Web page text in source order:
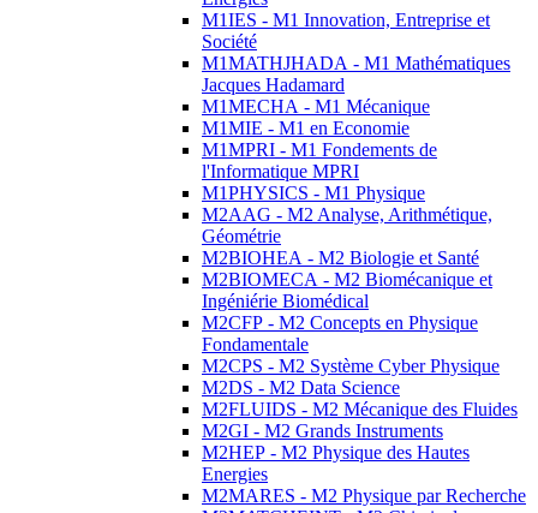
M1IES - M1 Innovation, Entreprise et
Société
M1MATHJHADA - M1 Mathématiques
Jacques Hadamard
M1MECHA - M1 Mécanique
M1MIE - M1 en Economie
M1MPRI - M1 Fondements de
l'Informatique MPRI
M1PHYSICS - M1 Physique
M2AAG - M2 Analyse, Arithmétique,
Géométrie
M2BIOHEA - M2 Biologie et Santé
M2BIOMECA - M2 Biomécanique et
Ingéniérie Biomédical
M2CFP - M2 Concepts en Physique
Fondamentale
M2CPS - M2 Système Cyber Physique
M2DS - M2 Data Science
M2FLUIDS - M2 Mécanique des Fluides
M2GI - M2 Grands Instruments
M2HEP - M2 Physique des Hautes
Energies
M2MARES - M2 Physique par Recherche